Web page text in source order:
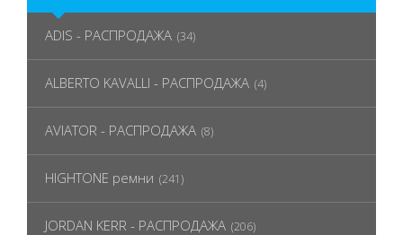
ADIS - РАСПРОДАЖА (34)
ALBERTO KAVALLI - РАСПРОДАЖА (4)
AVIATOR - РАСПРОДАЖА (8)
HIGHTONE ремни (241)
JORDAN KERR - РАСПРОДАЖА (206)